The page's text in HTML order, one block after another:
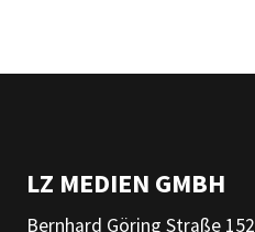
LZ MEDIEN GMBH
Bernhard Göring Straße 152